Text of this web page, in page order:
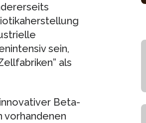
sein,
als
Beta-
vorhandenen